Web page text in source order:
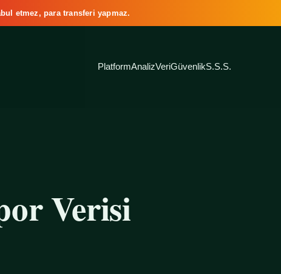
etmez, para transferi yapmaz.
PlatformAnalizVeriGüvenlikS.S.S.
Verisi